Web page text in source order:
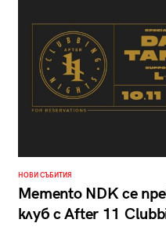
НОВИ СЪБИТИЯ
Memento NDK се
клуб с After 11